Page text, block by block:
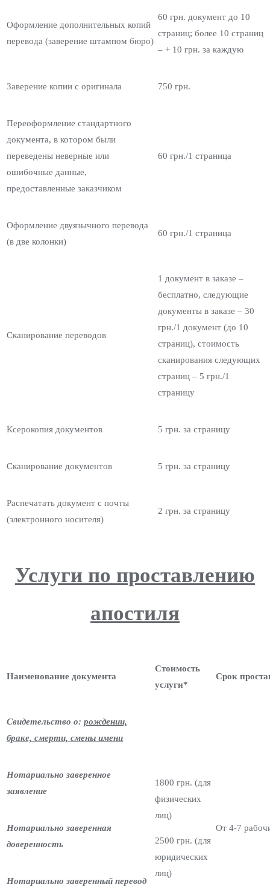
Оформление дополнительных копий
перевода (заверение штампом бюро)
60 грн. документ до 10
страниц; более 10 страниц
– + 10 грн. за каждую
Заверение копии с оригинала 750 грн.
Переоформление стандартного
документа, в котором были
переведены неверные или
ошибочные данные,
предоставленные заказчиком
60 грн./1 страница
Оформление двуязычного перевода
(в две колонки)
60 грн./1 страница
Сканирование переводов
1 документ в заказе –
бесплатно, следующие
документы в заказе – 30
грн./1 документ (до 10
страниц), стоимость
сканирования следующих
страниц – 5 грн./1
страницу
Ксерокопия документов 5 грн. за страницу
Сканирование документов 5 грн. за страницу
Распечатать документ с почты
(электронного носителя)
2 грн. за страницу
Услуги по проставлению
апостиля
Наименование документа
Стоимость
услуги*
Срок
Свидетельство о: рождении,
браке, смерти, смены имени
1800 грн. (для
физических
лиц)
2500 грн. (для
юридических
лиц)
От 4-7
Нотариально заверенное
заявление
Нотариально заверенная
доверенность
Нотариально заверенный перевод